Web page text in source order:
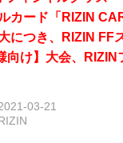
カード「RIZIN
につき、RIZIN FF
け】大会、RIZIN
03-21